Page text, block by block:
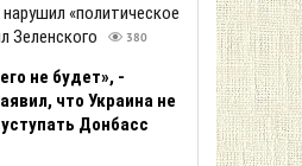
«политическое
Зеленского
380
не будет», -
что Украина не
Донбасс